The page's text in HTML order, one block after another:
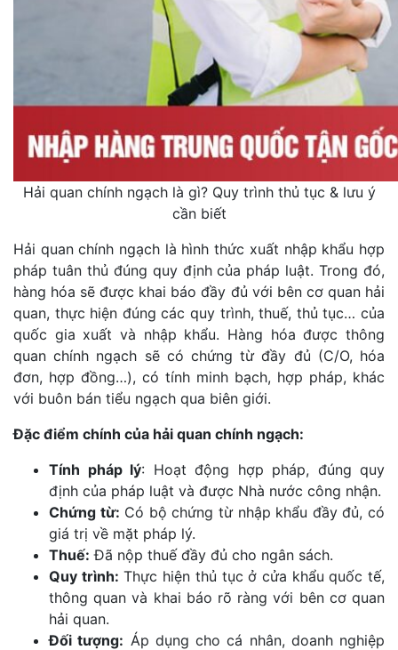
Hải quan chính ngạch là gì? Quy trình thủ tục & lưu ý
cần biết
Hải quan chính ngạch là hình thức xuất nhập khẩu hợp
pháp tuân thủ đúng quy định của pháp luật. Trong đó,
hàng hóa sẽ được khai báo đầy đủ với bên cơ quan hải
quan, thực hiện đúng các quy trình, thuế, thủ tục… của
quốc gia xuất và nhập khẩu. Hàng hóa được thông
quan chính ngạch sẽ có chứng từ đầy đủ (C/O, hóa
đơn, hợp đồng…), có tính minh bạch, hợp pháp, khác
với buôn bán tiểu ngạch qua biên giới.
Đặc điểm chính của hải quan chính ngạch:
Tính pháp lý: Hoạt động hợp pháp, đúng quy
định của pháp luật và được Nhà nước công nhận.
Chứng từ: Có bộ chứng từ nhập khẩu đầy đủ, có
giá trị về mặt pháp lý.
Thuế: Đã nộp thuế đầy đủ cho ngân sách.
Quy trình: Thực hiện thủ tục ở cửa khẩu quốc tế,
thông quan và khai báo rõ ràng với bên cơ quan
hải quan.
Đối tượng: Áp dụng cho cá nhân, doanh nghiệp